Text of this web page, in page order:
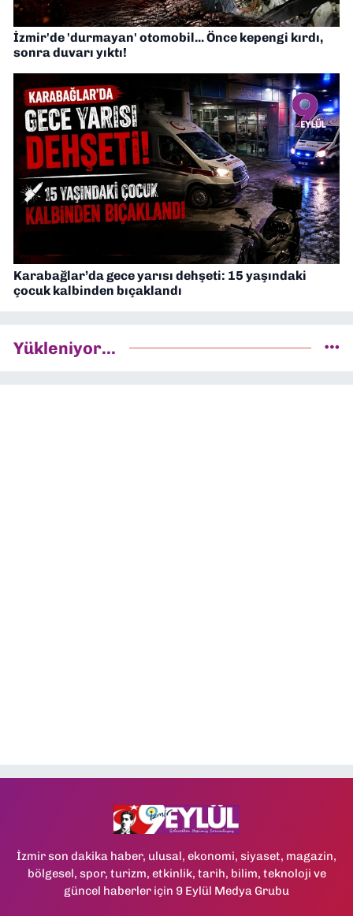
İzmir'de 'durmayan' otomobil... Önce kepengi kırdı,
sonra duvarı yıktı!
Karabağlar’da gece yarısı dehşeti: 15 yaşındaki
çocuk kalbinden bıçaklandı
Yükleniyor...
İzmir son dakika haber, ulusal, ekonomi, siyaset, magazin,
bölgesel, spor, turizm, etkinlik, tarih, bilim, teknoloji ve
güncel haberler için 9 Eylül Medya Grubu